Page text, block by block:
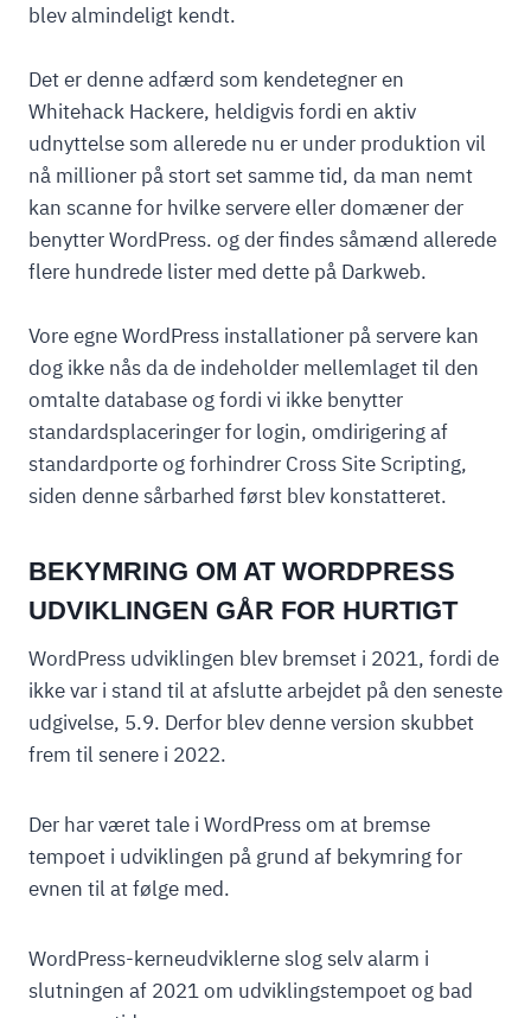
blev almindeligt kendt.
Det er denne adfærd som kendetegner en
Whitehack Hackere, heldigvis fordi en aktiv
udnyttelse som allerede nu er under produktion vil
nå millioner på stort set samme tid, da man nemt
kan scanne for hvilke servere eller domæner der
benytter WordPress. og der findes såmænd allerede
flere hundrede lister med dette på Darkweb.
Vore egne WordPress installationer på servere kan
dog ikke nås da de indeholder mellemlaget til den
omtalte database og fordi vi ikke benytter
standardsplaceringer for login, omdirigering af
standardporte og forhindrer Cross Site Scripting,
siden denne sårbarhed først blev konstatteret.
BEKYMRING OM AT WORDPRESS
UDVIKLINGEN GÅR FOR HURTIGT
WordPress udviklingen blev bremset i 2021, fordi de
ikke var i stand til at afslutte arbejdet på den seneste
udgivelse, 5.9. Derfor blev denne version skubbet
frem til senere i 2022.
Der har været tale i WordPress om at bremse
tempoet i udviklingen på grund af bekymring for
evnen til at følge med.
WordPress-kerneudviklerne slog selv alarm i
slutningen af 2021 om udviklingstempoet og bad